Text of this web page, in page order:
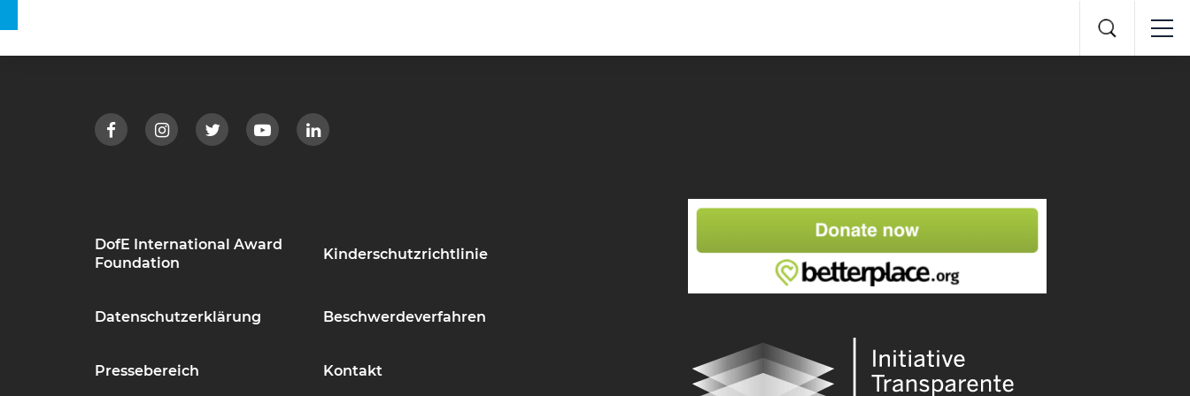
DofE International Award
Foundation
Kinderschutzrichtlinie
Datenschutzerklärung Beschwerdeverfahren
Pressebereich Kontakt